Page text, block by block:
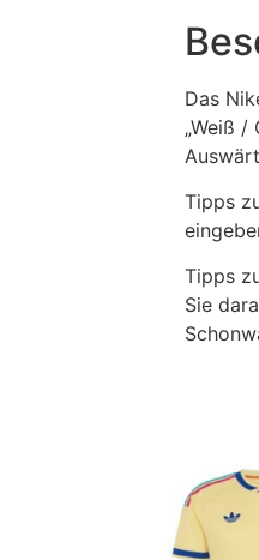
Das
„Weiß
Tipps
Tipps
Sie